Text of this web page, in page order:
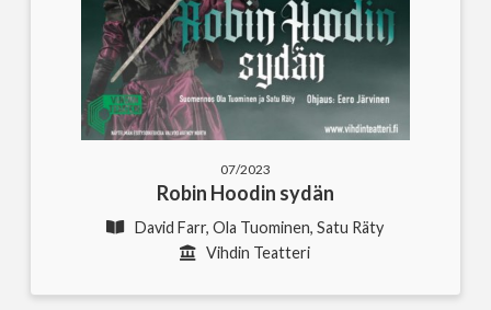
07/2023
Robin Hoodin sydän
David Farr, Ola Tuominen, Satu Räty
Vihdin Teatteri